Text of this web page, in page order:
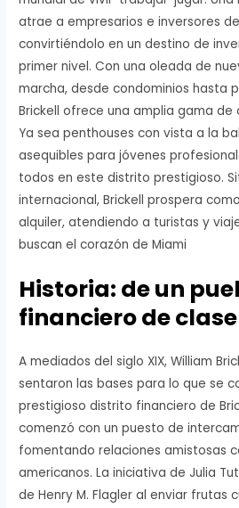
atrae a empresarios e inversores
convirtiéndolo en un destino de
primer nivel. Con una oleada de
marcha, desde condominios hasta
Brickell ofrece una amplia gama de
Ya sea penthouses con vista a la
asequibles para jóvenes
todos en este distrito prestigioso.
internacional, Brickell prospera
alquiler, atendiendo a turistas y
buscan el corazón de Miami
Historia: de un
financiero de
A mediados del siglo XIX, William
sentaron las bases para lo que se
prestigioso distrito financiero de
comenzó con un puesto de
fomentando relaciones amistosas
americanos. La iniciativa de Julia
de Henry M. Flagler al enviar frutas